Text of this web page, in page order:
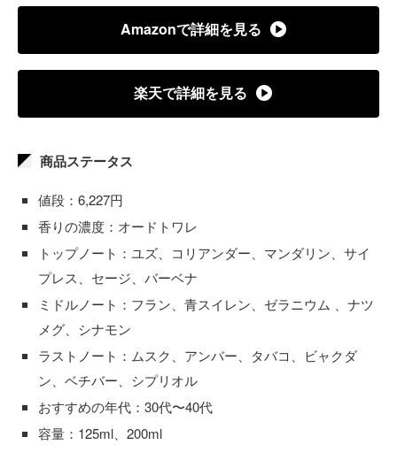
Amazonで詳細を見る
楽天で詳細を見る
商品ステータス
値段：6,227円
香りの濃度：オードトワレ
トップノート：ユズ、コリアンダー、マンダリン、サイ
プレス、セージ、バーベナ
ミドルノート：フラン、青スイレン、ゼラニウム 、ナツ
メグ、シナモン
ラストノート：ムスク、アンバー、タバコ、ビャクダ
ン、ベチバー、シプリオル
おすすめの年代：30代〜40代
容量：125ml、200ml